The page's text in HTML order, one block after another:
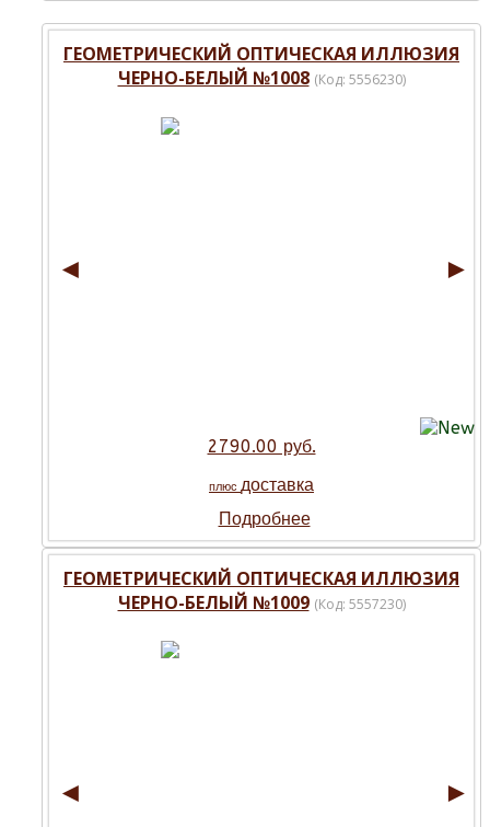
ГЕОМЕТРИЧЕСКИЙ ОПТИЧЕСКАЯ ИЛЛЮЗИЯ
ЧЕРНО-БЕЛЫЙ №1008 (Код: 5556230)
◄ ►
2790.00 руб.
плюс доставка
Подробнее
ГЕОМЕТРИЧЕСКИЙ ОПТИЧЕСКАЯ ИЛЛЮЗИЯ
ЧЕРНО-БЕЛЫЙ №1009 (Код: 5557230)
◄ ►